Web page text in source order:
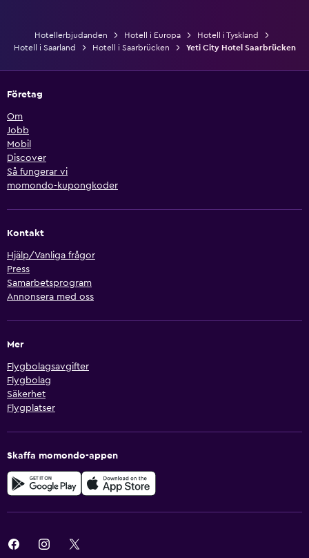
Hotellerbjudanden Hotell i Europa
Hotell i Tyskland
Hotell i Saarland
Hotell i Saarbrücken Yeti City Hotel Saarbrücken
Företag
Om
Jobb
Mobil
Discover
Så fungerar vi
momondo-kupongkoder
Kontakt
Hjälp/Vanliga frågor
Press
Samarbetsprogram
Annonsera med oss
Mer
Flygbolagsavgifter
Flygbolag
Säkerhet
Flygplatser
Skaffa momondo-appen